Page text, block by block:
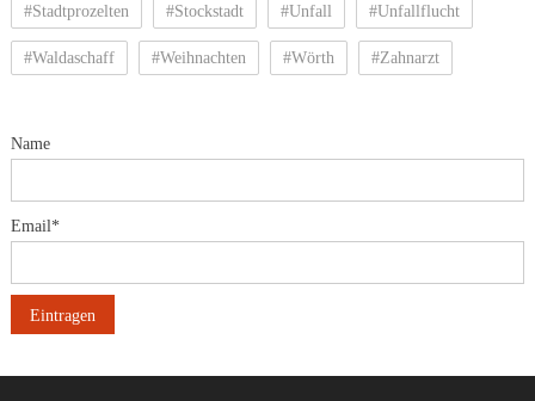
#Stadtprozelten #Stockstadt #Unfall #Unfallflucht
#Waldaschaff #Weihnachten #Wörth #Zahnarzt
Name
Email*